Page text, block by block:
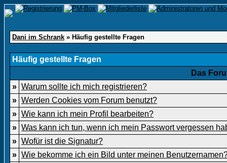
Dani im Schrank » Häufig gestellte Fragen
Häufig gestellte Fragen
Das
» Warum sollte ich mich registrieren?
» Werden Cookies vom Forum benutzt?
» Wie kann ich mein Profil bearbeiten?
» Was kann ich tun, wenn ich mein Passwort vergessen
» Wofür ist die Signatur?
» Wie bekomme ich ein Bild unter meinen